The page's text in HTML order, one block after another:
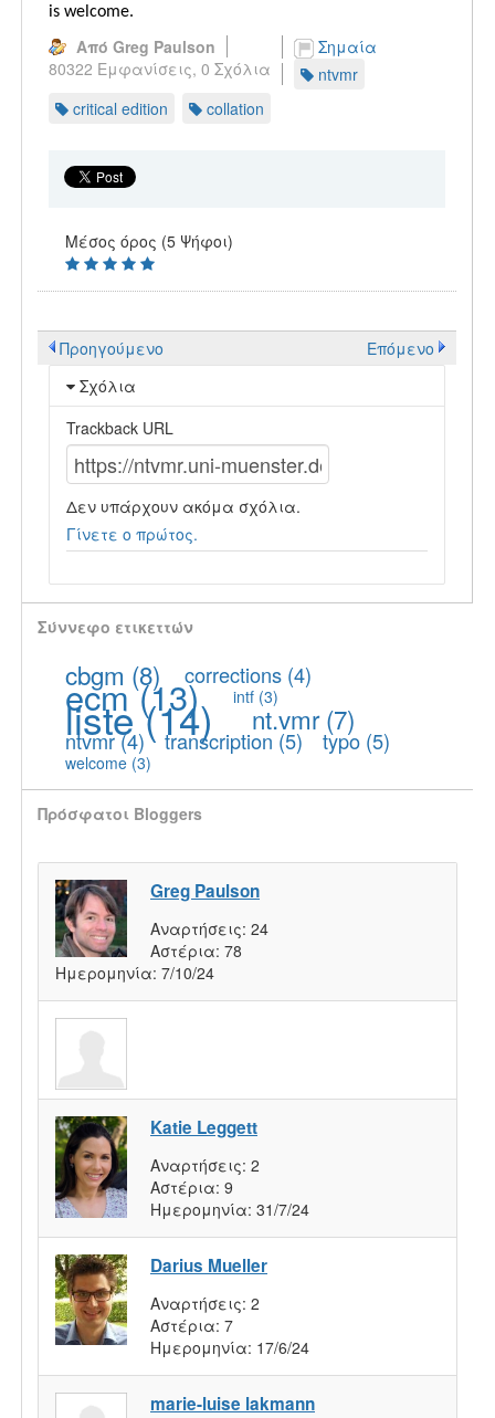
is welcome.
Από Greg Paulson
80322 Εμφανίσεις, 0 Σχόλια
Σημαία
ntvmr
critical edition
collation
Μέσος όρος (5 Ψήφοι)
Προηγούμενο
Επόμενο
Σχόλια
Trackback URL
Δεν υπάρχουν ακόμα σχόλια.
Γίνετε ο πρώτος.
Σύννεφο ετικεττών
cbgm (8) corrections (4)
ecm(13) intf(3)
liste(14) nt.vmr(7)
ntvmr(4) transcription (5) typo (5)
welcome (3)
Πρόσφατοι Bloggers
Greg Paulson
Αναρτήσεις: 24
Αστέρια: 78
Ημερομηνία: 7/10/24
Katie Leggett
Αναρτήσεις: 2
Αστέρια: 9
Ημερομηνία: 31/7/24
Darius Mueller
Αναρτήσεις: 2
Αστέρια: 7
Ημερομηνία: 17/6/24
marie-luise lakmann